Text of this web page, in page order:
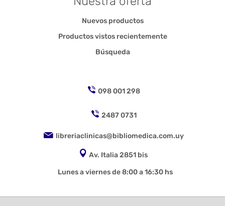
Nuevos productos
Productos vistos recientemente
Búsqueda
098 001 298
2487 0731
libreriaclinicas@bibliomedica.com.uy
Av. Italia 2851 bis
Lunes a viernes de 8:00 a 16:30 hs